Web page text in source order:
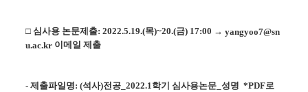
□심사용 논문제출: 2022.5.19.(목)~20.(금) 17:00 →yangyoo7@sn
u.ac.kr 이메일 제출
-제출파일명: (석사)전공_2022.1학기 심사용논문_성명 *PDF로